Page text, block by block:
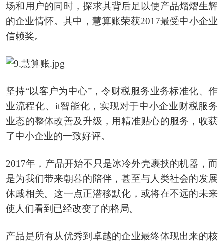
场和用户的同时，探求其背后足以使产品熠熠生辉
的企业情怀。其中，慧算账荣获2017最受中小企业
信赖奖。
坚持“以客户为中心”，令财税服务业务标准化、作
业流程化、it智能化，实现对于中小企业财税服务
业态的整体改善及升级，用精准贴心的服务，收获
了中小企业的一致好评。
2017年，产品开始不只是冰冷外壳裹挟的机器，而
是为我们带来朝暮的陪伴，甚至与人类社会的发展
休戚相关。这一点正潜移默化，或将在不远的未来
使人们看到已经改变了的格局。
产品是所有从优秀到卓越的企业最终体现出来的核